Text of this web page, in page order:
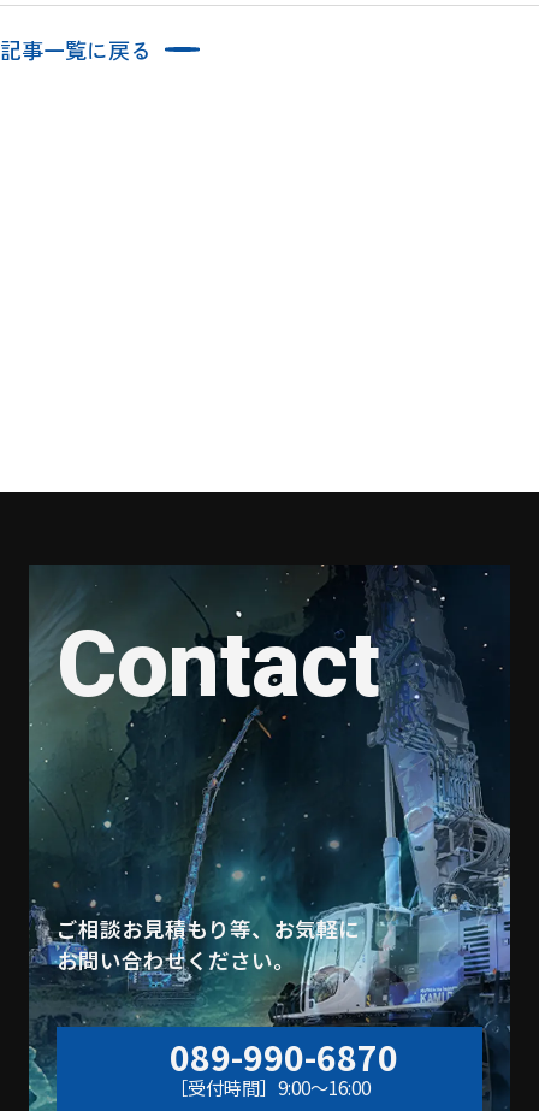
記事一覧に戻る
Contact
ご相談お見積もり等、お気軽に
お問い合わせください。
089-990-6870
［受付時間］9:00〜16:00